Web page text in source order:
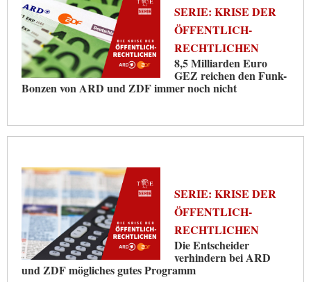
SERIE: KRISE DER
ÖFFENTLICH-
RECHTLICHEN
8,5 Milliarden Euro
GEZ reichen den Funk-
Bonzen von ARD und ZDF immer noch nicht
SERIE: KRISE DER
ÖFFENTLICH-
RECHTLICHEN
Die Entscheider
verhindern bei ARD
und ZDF mögliches gutes Programm